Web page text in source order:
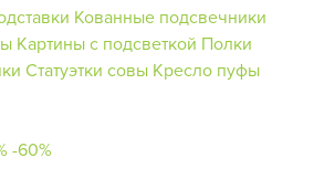
Кованные подсвечники
Картины с подсветкой Полки
Статуэтки совы Кресло пуфы
-60%